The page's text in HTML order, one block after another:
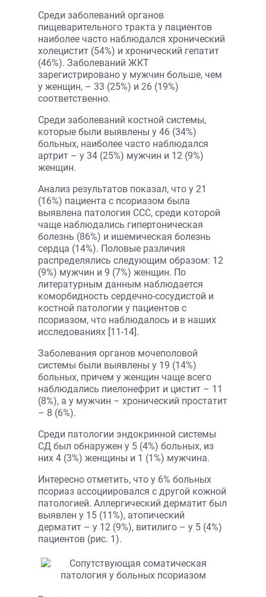
Среди заболеваний органов
пищеварительного тракта у пациентов
наиболее часто наблюдался хронический
холецистит (54%) и хронический гепатит
(46%). Заболеваний ЖКТ
зарегистрировано у мужчин больше, чем
у женщин, – 33 (25%) и 26 (19%)
соответственно.
Среди заболеваний костной системы,
которые были выявлены у 46 (34%)
больных, наиболее часто наблюдался
артрит – у 34 (25%) мужчин и 12 (9%)
женщин.
Анализ результатов показал, что у 21
(16%) пациента с псориазом была
выявлена патология ССС, среди которой
чаще наблюдались гипертоническая
болезнь (86%) и ишемическая болезнь
сердца (14%). Половые различия
распределялись следующим образом: 12
(9%) мужчин и 9 (7%) женщин. По
литературным данным наблюдается
коморбидность сердечно-сосудистой и
костной патологии у пациентов с
псориазом, что наблюдалось и в наших
исследованиях [11-14].
Заболевания органов мочеполовой
системы были выявлены у 19 (14%)
больных, причем у женщин чаще всего
наблюдались пиелонефрит и цистит – 11
(8%), а у мужчин – хронический простатит
– 8 (6%).
Среди патологии эндокринной системы
СД был обнаружен у 5 (4%) больных, из
них 4 (3%) женщины и 1 (1%) мужчина.
Интересно отметить, что у 6% больных
псориаз ассоциировался с другой кожной
патологией. Аллергический дерматит был
выявлен у 15 (11%), атопический
дерматит – у 12 (9%), витилиго – у 5 (4%)
пациентов (рис. 1).